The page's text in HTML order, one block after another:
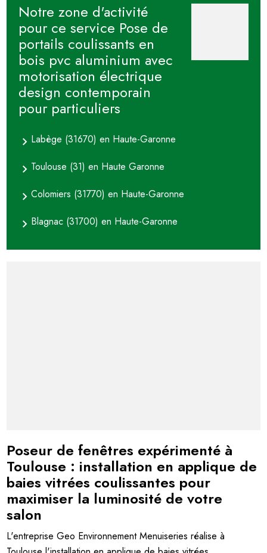
Notre zone d'activité
pour ce service Pose de
portails coulissants en
bois pvc aluminium avec
motorisation électrique
design contemporain
pour particuliers
Labège (31670) en Haute-Garonne
Toulouse (31) en Haute Garonne
Colomiers (31770) en Haute-Garonne
Blagnac (31700) en Haute-Garonne
Poseur de fenêtres expérimenté à
Toulouse : installation en applique de
baies vitrées coulissantes pour
maximiser la luminosité de votre
salon
L'entreprise Geo Environnement Menuiseries réalise à